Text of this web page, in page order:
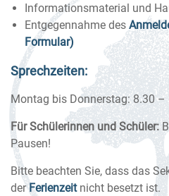
Informationsmaterial und
Entgegennahme des
Formular)
Sprechzeiten:
Montag bis Donnerstag: 8.30 –
Für Schülerinnen und Schüler:
Pausen!
Bitte beachten Sie, dass das
derFerienzeitnicht besetzt ist.